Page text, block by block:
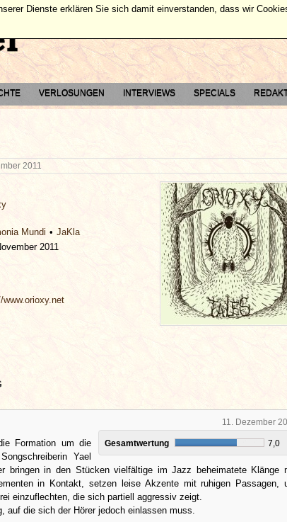
VERLOSUNGEN INTERVIEWS SPECIALS
2011
Mundi
JaKla
2011
www.orioxy.net
11. Dezember
Gesamtwertung 7,0
Formation um die
Yael
bringen in den Stücken vielfältige im Jazz beheimatete Klänge
in Kontakt, setzen leise Akzente mit ruhigen Passagen,
einzuflechten, die sich partiell aggressiv zeigt.
auf die sich der Hörer jedoch einlassen muss.
Dienste erklären Sie sich damit einverstanden, dass wir